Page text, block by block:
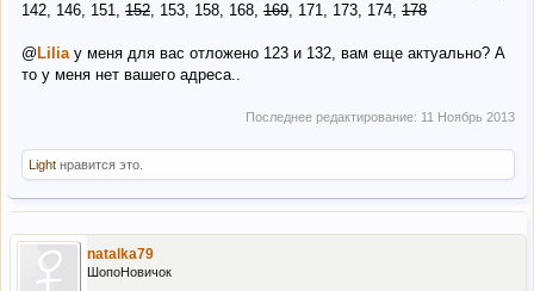
142, 146, 151, 152, 153, 158, 168, 169, 171, 173, 174, 178
@ Liliaу меня для вас отложено 123 и 132, вам еще актуально? А
то у меня нет вашего адреса..
Последнее редактирование: 11 Ноябрь 2013
Light нравится это.
natalka79
ШопоНовичок